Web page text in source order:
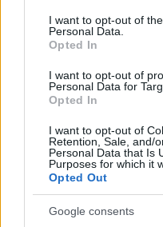
consent section.
I want to opt-out of
Personal Data.
Opted In
I want to opt-out of
Personal Data for
Opted In
I want to opt-out of
Retention, Sale, and/
Personal Data that Is
Purposes for which it
Opted Out
Google consents
Τι λένε τα άστρα για
προβλέψεις της